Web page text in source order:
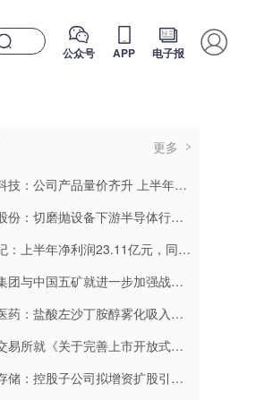
公众号 APP 电子报
更多
公司产品量价齐升 上半年净利润同比增长94.39%
切磨抛设备下游半导体行业应用占比不超过5%
上半年净利润23.11亿元，同比增122.61%
与中国五矿就进一步加强战略合作进行交流
：盐酸左沙丁胺醇雾化吸入溶液获注册批准
关于完善上市开放式基金相关安排的通知（征求意见稿）》公开征求意见
：控股子公司拟增资扩股引入投资者